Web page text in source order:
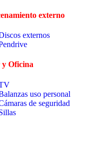
externo
externos
y Oficina
uso personal
de seguridad